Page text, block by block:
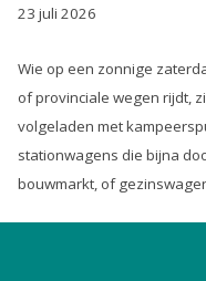
23 juli 2026
Wie op een zonnige
of provinciale wegen rijdt,
volgeladen met
stationwagens die bijna
bouwmarkt, of
zeulen. We houden van